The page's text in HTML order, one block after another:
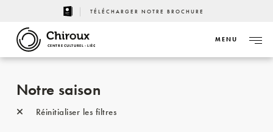
TÉLÉCHARGER NOTRE BROCHURE
CENTRE CULTUREL - LIÈGE
MENU
Notre saison
Réinitialiser les filtres